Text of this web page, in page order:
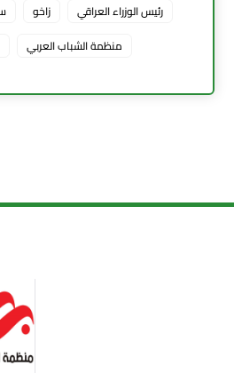
رئيس الوزراء العراقي
زاخو
منظمة الشباب العربي